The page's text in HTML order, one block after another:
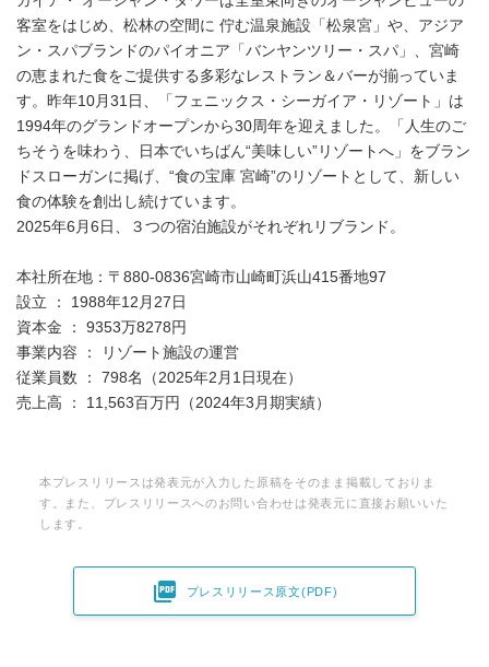
客室をはじめ、松林の空間に 佇む温泉施設「松泉宮」や、アジア
ン・スパブランドのパイオニア「バンヤンツリー・スパ」、宮崎
の恵まれた食をご提供する多彩なレストラン＆バーが揃っていま
す。昨年10月31日、「フェニックス・シーガイア・リゾート」は
1994年のグランドオープンから30周年を迎えました。「人生のご
ちそうを味わう、日本でいちばん“美味しい”リゾートへ」をブラン
ドスローガンに掲げ、“食の宝庫 宮崎”のリゾートとして、新しい
食の体験を創出し続けています。
2025年6月6日、３つの宿泊施設がそれぞれリブランド。
本社所在地：〒880-0836宮崎市山崎町浜山415番地97
設立 ： 1988年12月27日
資本金 ： 9353万8278円
事業内容 ： リゾート施設の運営
従業員数 ： 798名（2025年2月1日現在）
売上高 ： 11,563百万円（2024年3月期実績）
本プレスリリースは発表元が入力した原稿をそのまま掲載しておりま
す。また、プレスリリースへのお問い合わせは発表元に直接お願いいた
します。
 プレスリリース原文(PDF)